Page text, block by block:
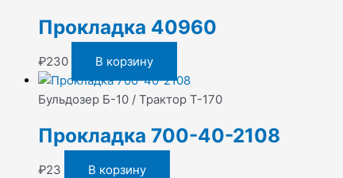
Прокладка 40960
₽230 В корзину
Бульдозер Б-10 / Трактор Т-170
Прокладка 700-40-2108
₽23 В корзину